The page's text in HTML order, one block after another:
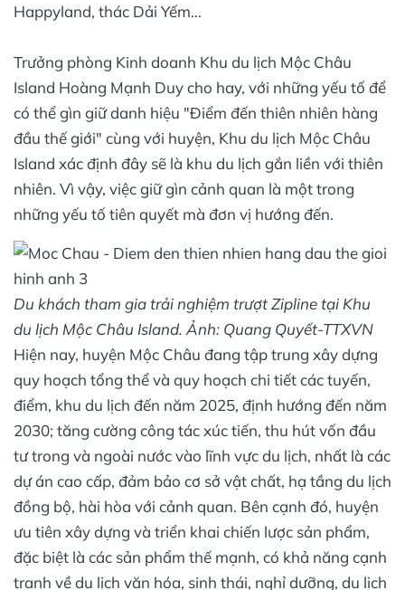
Happyland, thác Dải Yếm…
Trưởng phòng Kinh doanh Khu du lịch Mộc Châu
Island Hoàng Mạnh Duy cho hay, với những yếu tố để
có thể gìn giữ danh hiệu "Điểm đến thiên nhiên hàng
đầu thế giới" cùng với huyện, Khu du lịch Mộc Châu
Island xác định đây sẽ là khu du lịch gắn liền với thiên
nhiên. Vì vậy, việc giữ gìn cảnh quan là một trong
những yếu tố tiên quyết mà đơn vị hướng đến.
Du khách tham gia trải nghiệm trượt Zipline tại Khu
du lịch Mộc Châu Island. Ảnh: Quang Quyết-TTXVN
Hiện nay, huyện Mộc Châu đang tập trung xây dựng
quy hoạch tổng thể và quy hoạch chi tiết các tuyến,
điểm, khu du lịch đến năm 2025, định hướng đến năm
2030; tăng cường công tác xúc tiến, thu hút vốn đầu
tư trong và ngoài nước vào lĩnh vực du lịch, nhất là các
dự án cao cấp, đảm bảo cơ sở vật chất, hạ tầng du lịch
đồng bộ, hài hòa với cảnh quan. Bên cạnh đó, huyện
ưu tiên xây dựng và triển khai chiến lược sản phẩm,
đặc biệt là các sản phẩm thế mạnh, có khả năng cạnh
tranh về du lịch văn hóa, sinh thái, nghỉ dưỡng, du lịch